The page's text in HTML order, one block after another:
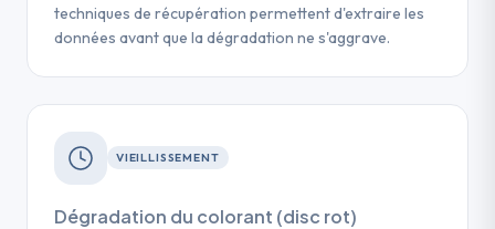
techniques de récupération permettent d'extraire les
données avant que la dégradation ne s'aggrave.
VIEILLISSEMENT
Dégradation du colorant (disc rot)